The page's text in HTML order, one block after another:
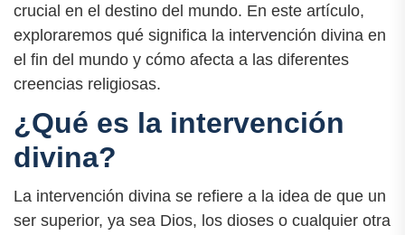
crucial en el destino del mundo. En este artículo,
exploraremos qué significa la intervención divina en
el fin del mundo y cómo afecta a las diferentes
creencias religiosas.
¿Qué es la intervención
divina?
La intervención divina se refiere a la idea de que un
ser superior, ya sea Dios, los dioses o cualquier otra